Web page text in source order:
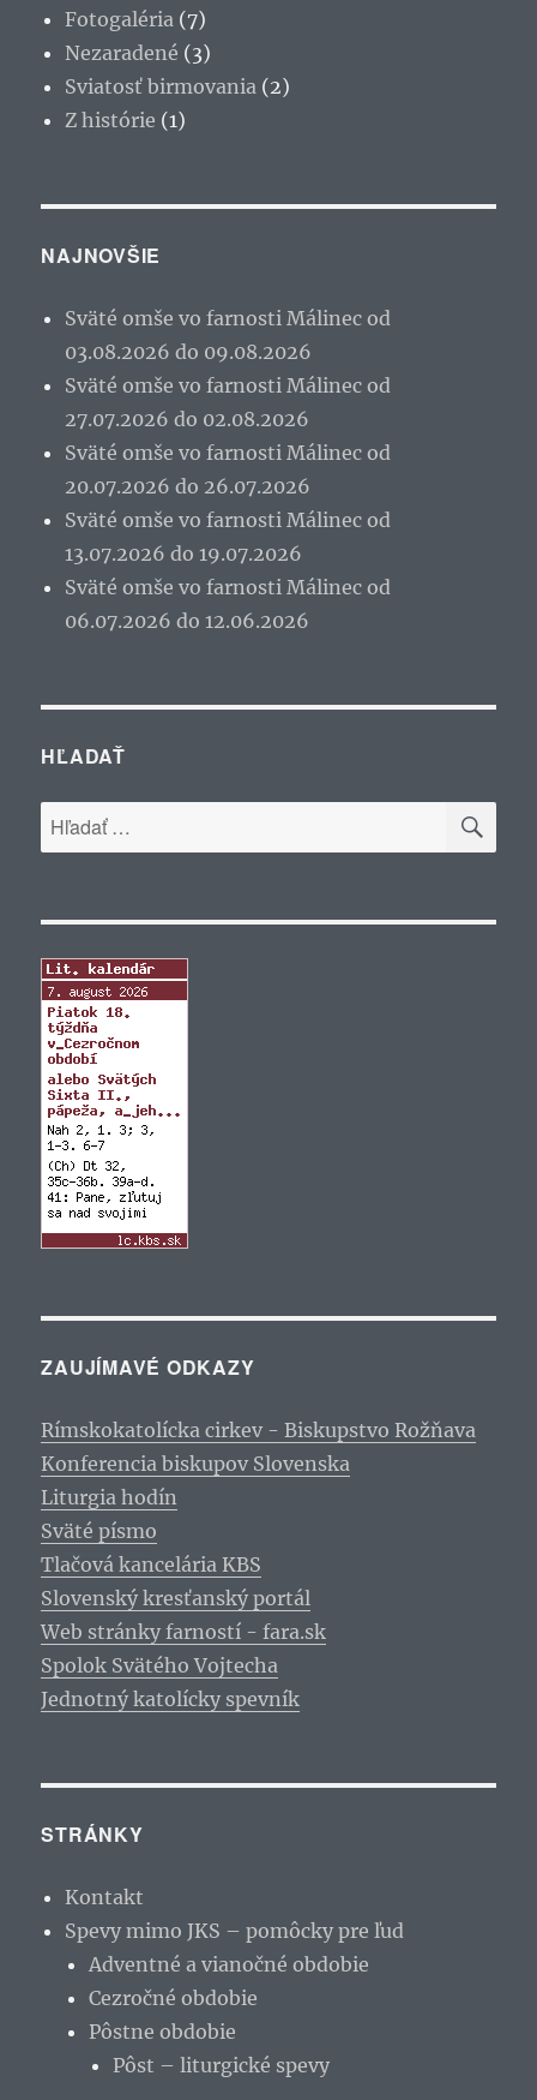
Fotogaléria (7)
Nezaradené (3)
Sviatosť birmovania (2)
Z histórie (1)
NAJNOVŠIE
Sväté omše vo farnosti Málinec od
03.08.2026 do 09.08.2026
Sväté omše vo farnosti Málinec od
27.07.2026 do 02.08.2026
Sväté omše vo farnosti Málinec od
20.07.2026 do 26.07.2026
Sväté omše vo farnosti Málinec od
13.07.2026 do 19.07.2026
Sväté omše vo farnosti Málinec od
06.07.2026 do 12.06.2026
HĽADAŤ
Hľadať:
ZAUJÍMAVÉ ODKAZY
Rímskokatolícka cirkev - Biskupstvo Rožňava
Konferencia biskupov Slovenska
Liturgia hodín
Sväté písmo
Tlačová kancelária KBS
Slovenský kresťanský portál
Web stránky farností - fara.sk
Spolok Svätého Vojtecha
Jednotný katolícky spevník
STRÁNKY
Kontakt
Spevy mimo JKS – pomôcky pre ľud
Adventné a vianočné obdobie
Cezročné obdobie
Pôstne obdobie
Pôst – liturgické spevy